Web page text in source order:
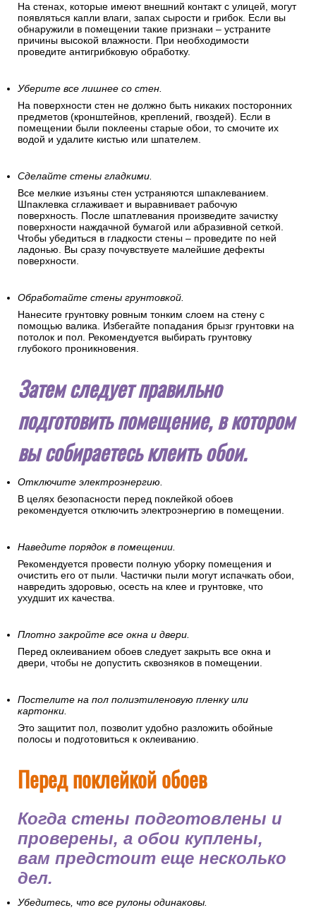
На стенах, которые имеют внешний контакт с улицей, могут
появляться капли влаги, запах сырости и грибок. Если вы
обнаружили в помещении такие признаки – устраните
причины высокой влажности. При необходимости
проведите антигрибковую обработку.
Уберите все лишнее со стен.
На поверхности стен не должно быть никаких посторонних
предметов (кронштейнов, креплений, гвоздей). Если в
помещении были поклеены старые обои, то смочите их
водой и удалите кистью или шпателем.
Сделайте стены гладкими.
Все мелкие изъяны стен устраняются шпаклеванием.
Шпаклевка сглаживает и выравнивает рабочую
поверхность. После шпатлевания произведите зачистку
поверхности наждачной бумагой или абразивной сеткой.
Чтобы убедиться в гладкости стены – проведите по ней
ладонью. Вы сразу почувствуете малейшие дефекты
поверхности.
Обработайте стены грунтовкой.
Нанесите грунтовку ровным тонким слоем на стену с
помощью валика. Избегайте попадания брызг грунтовки на
потолок и пол. Рекомендуется выбирать грунтовку
глубокого проникновения.
Затем следует правильно
подготовить помещение, в котором
вы собираетесь клеить обои.
Отключите электроэнергию.
В целях безопасности перед поклейкой обоев
рекомендуется отключить электроэнергию в помещении.
Наведите порядок в помещении.
Рекомендуется провести полную уборку помещения и
очистить его от пыли. Частички пыли могут испачкать обои,
навредить здоровью, осесть на клее и грунтовке, что
ухудшит их качества.
Плотно закройте все окна и двери.
Перед оклеиванием обоев следует закрыть все окна и
двери, чтобы не допустить сквозняков в помещении.
Постелите на пол полиэтиленовую пленку или
картонки.
Это защитит пол, позволит удобно разложить обойные
полосы и подготовиться к оклеиванию.
Перед поклейкой обоев
Когда стены подготовлены и
проверены, а обои куплены,
вам предстоит еще несколько
дел.
Убедитесь, что все рулоны одинаковы.